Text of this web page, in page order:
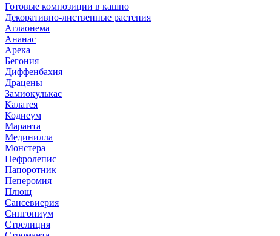
Готовые композиции в кашпо
Декоративно-лиственные растения
Аглаонема
Ананас
Арека
Бегония
Диффенбахия
Драцены
Замиокулькас
Калатея
Кодиеум
Маранта
Мединилла
Монстера
Нефролепис
Папоротник
Пеперомия
Плющ
Сансевиерия
Сингониум
Стрелиция